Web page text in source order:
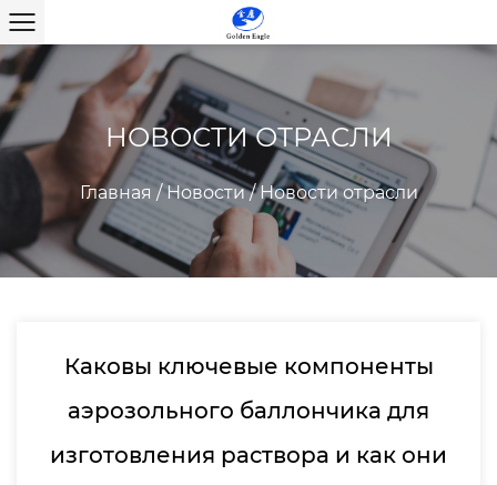
НОВОСТИ ОТРАСЛИ
Главная /Новости/Новости отрасли
Каковы ключевые компоненты
аэрозольного баллончика для
изготовления раствора и как они